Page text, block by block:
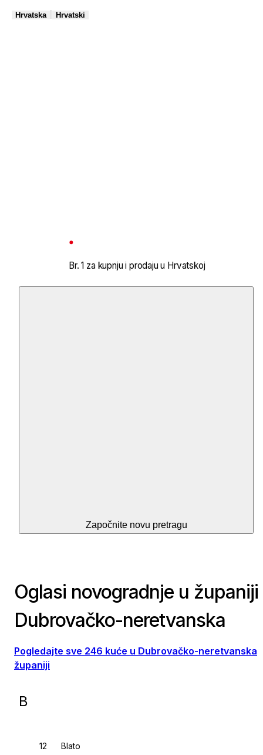
Hrvatska Hrvatski
Br. 1 za kupnju i prodaju u Hrvatskoj
Započnite novu pretragu
Oglasi novogradnje u županiji
Dubrovačko-neretvanska
Pogledajte sve 246 kuće u Dubrovačko-neretvanska
županiji
B
Blato